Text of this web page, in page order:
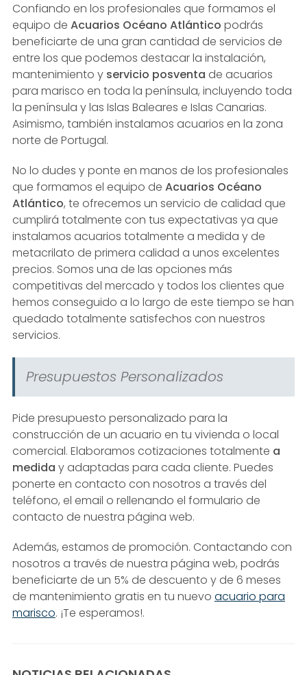
Confiando en los profesionales que formamos el
equipo de Acuarios Océano Atlántico podrás
beneficiarte de una gran cantidad de servicios de
entre los que podemos destacar la instalación,
mantenimiento y servicio posventa de acuarios
para marisco en toda la península, incluyendo toda
la península y las Islas Baleares e Islas Canarias.
Asimismo, también instalamos acuarios en la zona
norte de Portugal.
No lo dudes y ponte en manos de los profesionales
que formamos el equipo de Acuarios Océano
Atlántico, te ofrecemos un servicio de calidad que
cumplirá totalmente con tus expectativas ya que
instalamos acuarios totalmente a medida y de
metacrilato de primera calidad a unos excelentes
precios. Somos una de las opciones más
competitivas del mercado y todos los clientes que
hemos conseguido a lo largo de este tiempo se han
quedado totalmente satisfechos con nuestros
servicios.
Presupuestos Personalizados
Pide presupuesto personalizado para la
construcción de un acuario en tu vivienda o local
comercial. Elaboramos cotizaciones totalmente a
medida y adaptadas para cada cliente. Puedes
ponerte en contacto con nosotros a través del
teléfono, el email o rellenando el formulario de
contacto de nuestra página web.
Además, estamos de promoción. Contactando con
nosotros a través de nuestra página web, podrás
beneficiarte de un 5% de descuento y de 6 meses
de mantenimiento gratis en tu nuevo acuario para
marisco. ¡Te esperamos!.